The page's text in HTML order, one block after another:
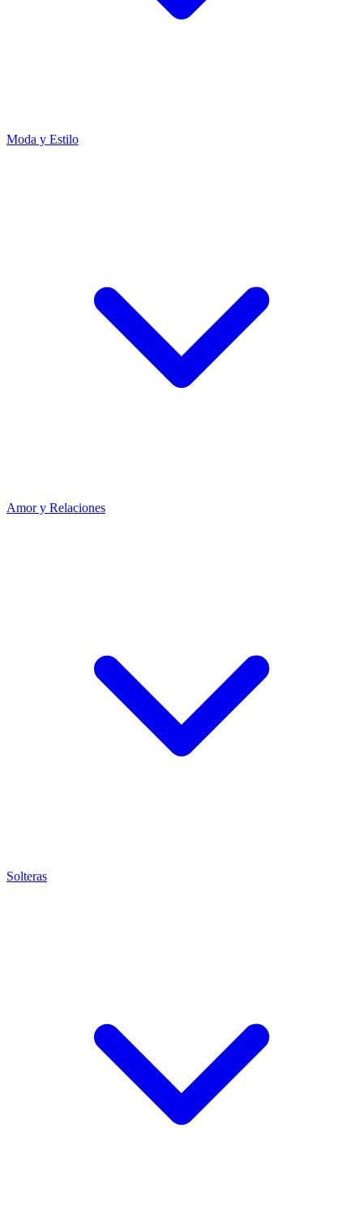
Moda y Estilo
Amor y Relaciones
Solteras